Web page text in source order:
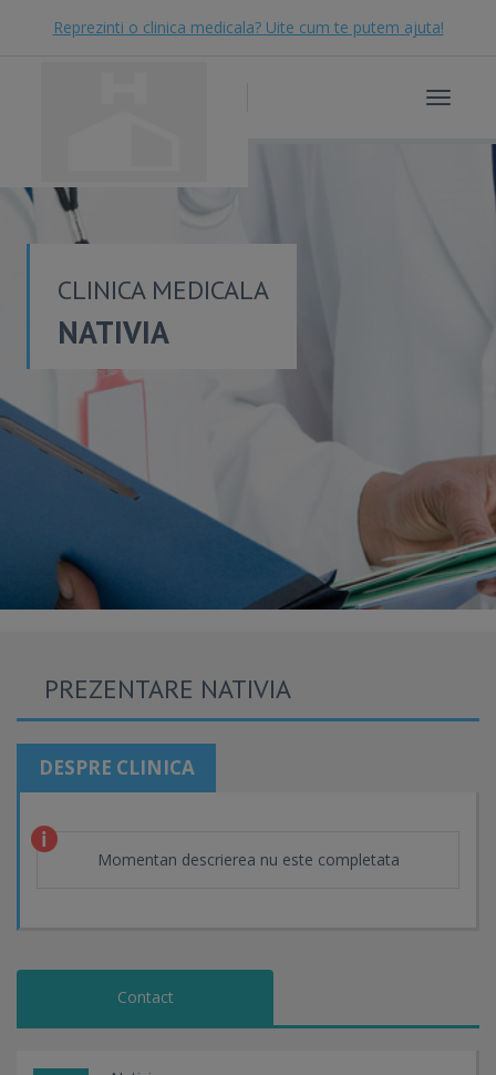
Reprezinti o clinica medicala? Uite cum te putem ajuta!
Toggle
CLINICA MEDICALA
NATIVIA
PREZENTARE NATIVIA
DESPRE CLINICA
Momentan descrierea nu este completata
Contact